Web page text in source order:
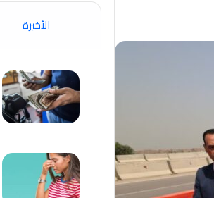
الأخيرة